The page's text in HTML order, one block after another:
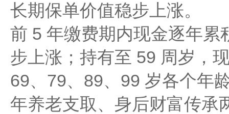
长期保单价值稳步上涨。
前 5 年缴费期内现金逐年累
步上涨；持有至 59 周岁，
69、79、89、99 岁各个年
年养老支取、身后财富传承